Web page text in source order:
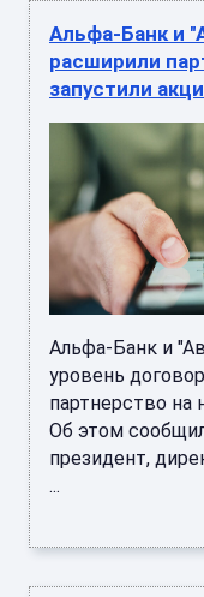
Альфа-Банк и
расширили
запустили
Альфа-Банк и
уровень
партнерство на
Об этом
президент,
...